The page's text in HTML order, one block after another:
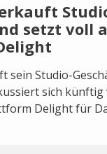
setzt voll
sein Studio-
sich künftig
Delight für